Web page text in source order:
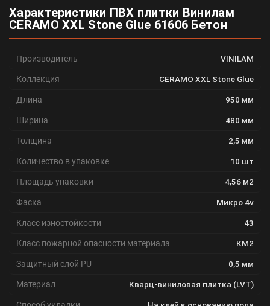
Характеристики ПВХ плитки Винилам
CERAMO XXL Stone Glue 61606 Бетон
Производитель VINILAM
Коллекция CERAMO XXL Stone Glue
Длина 950 мм
Ширина 480 мм
Толщина 2,5 мм
Количество в упаковке 10 шт
Площадь упаковки 4,56 м2
Фаска Микро 4v
Класс изностойкости 43
Класс пожарной опасности материала КМ2
Защитный слой PU 0,5 мм
Материал Кварц-виниловая плитка (LVT)